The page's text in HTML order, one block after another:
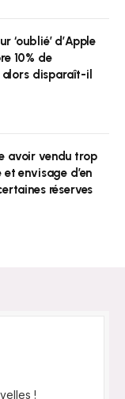
‘oublié’ d’Apple
10% de
alors disparaît-il
avoir vendu trop
envisage d’en
réserves
!